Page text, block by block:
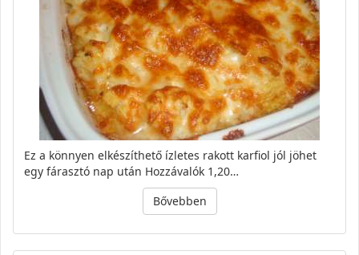
Ez a könnyen elkészíthető ízletes rakott karfiol jól jöhet
egy fárasztó nap után Hozzávalók 1,20…
Bővebben